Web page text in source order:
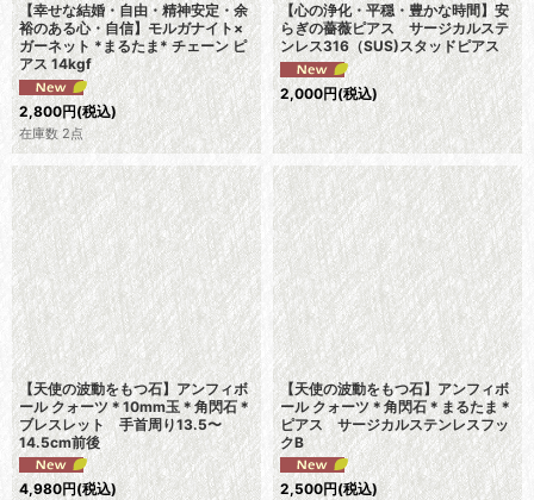
【幸せな結婚・自由・精神安定・余
裕のある心・自信】モルガナイト×
ガーネット *まるたま* チェーン ピ
アス 14kgf
2,800円(税込)
在庫数 2点
【心の浄化・平穏・豊かな時間】安
らぎの薔薇ピアス サージカルステ
ンレス316（SUS)スタッドピアス
2,000円(税込)
【天使の波動をもつ石】アンフィボ
ール クォーツ＊10mm玉＊角閃石＊
ブレスレット 手首周り13.5〜
14.5cm前後
4,980円(税込)
【天使の波動をもつ石】アンフィボ
ール クォーツ＊角閃石＊まるたま＊
ピアス サージカルステンレスフッ
クB
2,500円(税込)